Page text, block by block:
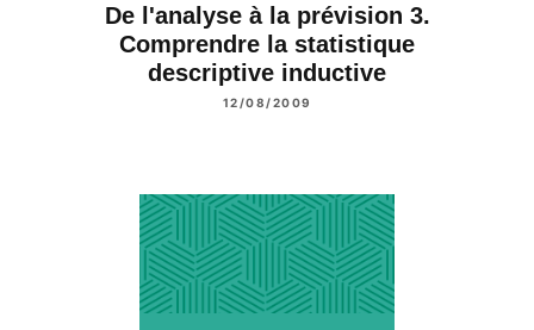
De l'analyse à la prévision 3.
Comprendre la statistique
descriptive inductive
12/08/2009